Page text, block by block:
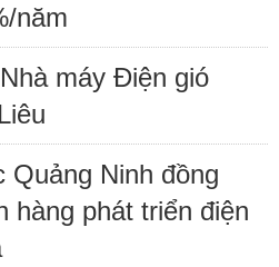
năm
máy Điện gió
Ninh đồng
hàng phát triển điện